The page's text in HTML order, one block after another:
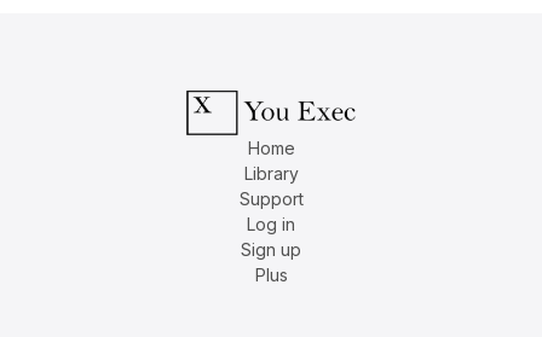
Home
Library
Support
Log in
Sign up
Plus